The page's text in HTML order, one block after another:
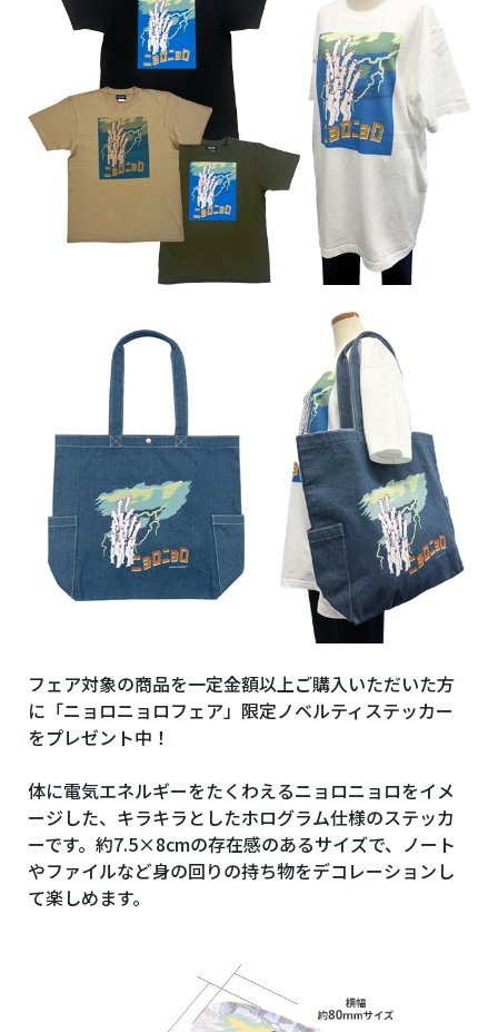
フェア対象の商品を一定金額以上ご購入いただいた方
に「ニョロニョロフェア」限定ノベルティステッカー
をプレゼント中！
体に電気エネルギーをたくわえるニョロニョロをイメ
ージした、キラキラとしたホログラム仕様のステッカ
ーです。約7.5×8cmの存在感のあるサイズで、ノート
やファイルなど身の回りの持ち物をデコレーションし
て楽しめます。